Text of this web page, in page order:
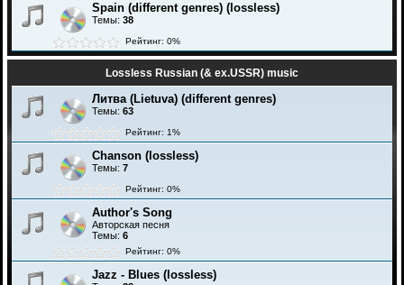
Spain (different genres) (lossless)
Темы: 38
Рейтинг: 0%
Lossless Russian (& ex.USSR) music
Литва (Lietuva) (different genres)
Темы: 63
Рейтинг: 1%
Chanson (lossless)
Темы: 7
Рейтинг: 0%
Author's Song
Авторская песня
Темы: 6
Рейтинг: 0%
Jazz - Blues (lossless)